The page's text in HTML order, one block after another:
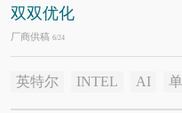
双双优化
厂商供稿 6/24
英特尔 INTEL AI